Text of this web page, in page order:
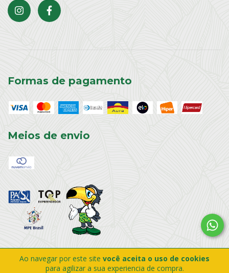
Ao navegar por este site você aceita o uso de cookies
para agilizar a sua experiencia de compra.
Formas de pagamento
Meios de envio
Copyright AQUACOCO - 04983035000300 - 2026. Todos os direitos